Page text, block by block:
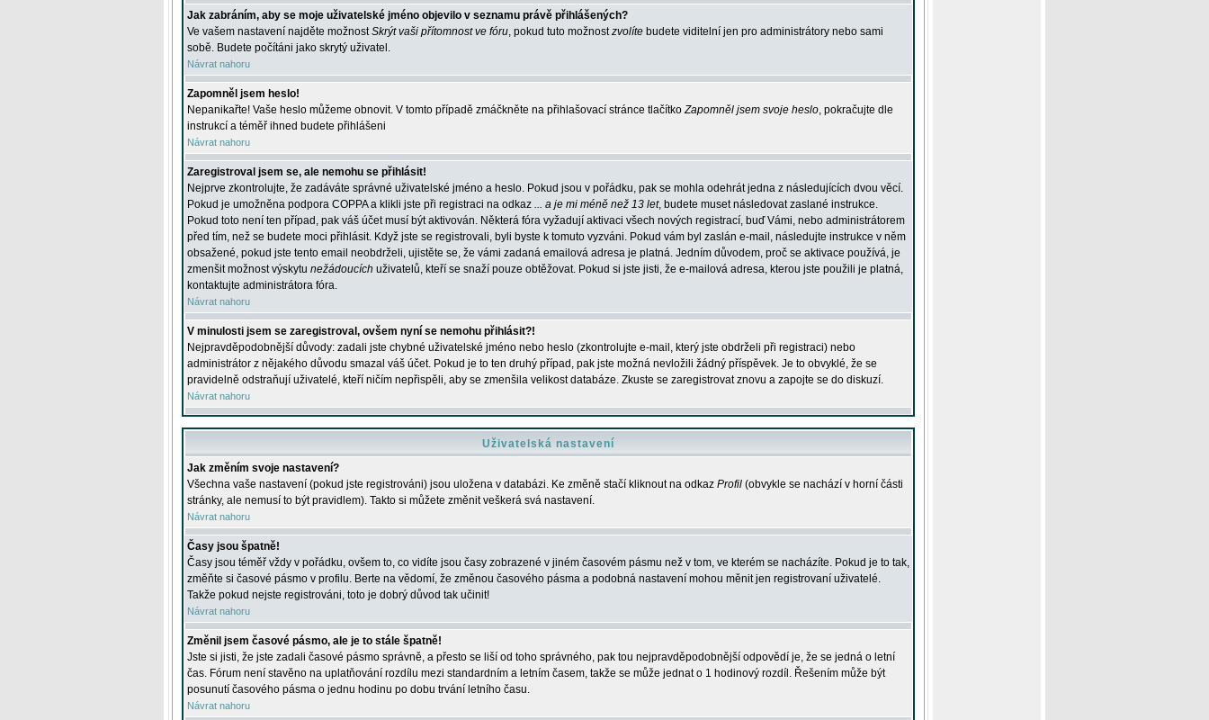
Jak zabráním, aby se moje uživatelské jméno objevilo v seznamu právě přihlášených?
Ve vašem nastavení najděte možnostSkrýt vaši přítomnost ve fóru, pokud tuto možnostzvolíte budete viditelní jen pro administrátory nebo sami
sobě. Budete počítáni jako skrytý uživatel.
Návrat nahoru
Zapomněl jsem heslo!
Nepanikařte! Vaše heslo můžeme obnovit. V tomto případě zmáčkněte na přihlašovací stránce tlačítkoZapomněl jsem svoje heslo, pokračujte dle
instrukcí a téměř ihned budete přihlášeni
Návrat nahoru
Zaregistroval jsem se, ale nemohu se přihlásit!
Nejprve zkontrolujte, že zadáváte správné uživatelské jméno a heslo. Pokud jsou v pořádku, pak se mohla odehrát jedna z následujících dvou věcí.
Pokud je umožněna podpora COPPA a klikli jste při registraci na odkaz ... a je mi méně než 13 let, budete muset následovat zaslané instrukce.
Pokud toto není ten případ, pak váš účet musí být aktivován. Některá fóra vyžadují aktivaci všech nových registrací, buď Vámi, nebo administrátorem
před tím, než se budete moci přihlásit. Když jste se registrovali, byli byste k tomuto vyzváni. Pokud vám byl zaslán e-mail, následujte instrukce v něm
obsažené, pokud jste tento email neobdrželi, ujistěte se, že vámi zadaná emailová adresa je platná. Jedním důvodem, proč se aktivace používá, je
zmenšit možnost výskytu nežádoucích uživatelů, kteří se snaží pouze obtěžovat. Pokud si jste jisti, že e-mailová adresa, kterou jste použili je platná,
kontaktujte administrátora fóra.
Návrat nahoru
V minulosti jsem se zaregistroval, ovšem nyní se nemohu přihlásit?!
Nejpravděpodobnější důvody: zadali jste chybné uživatelské jméno nebo heslo (zkontrolujte e-mail, který jste obdrželi při registraci) nebo
administrátor z nějakého důvodu smazal váš účet. Pokud je to ten druhý případ, pak jste možná nevložili žádný příspěvek. Je to obvyklé, že se
pravidelně odstraňují uživatelé, kteří ničím nepřispěli, aby se zmenšila velikost databáze. Zkuste se zaregistrovat znovu a zapojte se do diskuzí.
Návrat nahoru
Uživatelská nastavení
Jak změním svoje nastavení?
Všechna vaše nastavení (pokud jste registrováni) jsou uložena v databázi. Ke změně stačí kliknout na odkaz Profil (obvykle se nachází v horní části
stránky, ale nemusí to být pravidlem). Takto si můžete změnit veškerá svá nastavení.
Návrat nahoru
Časy jsou špatně!
Časy jsou téměř vždy v pořádku, ovšem to, co vidíte jsou časy zobrazené v jiném časovém pásmu než v tom, ve kterém se nacházíte. Pokud je to tak,
změňte si časové pásmo v profilu. Berte na vědomí, že změnou časového pásma a podobná nastavení mohou měnit jen registrovaní uživatelé.
Takže pokud nejste registrováni, toto je dobrý důvod tak učinit!
Návrat nahoru
Změnil jsem časové pásmo, ale je to stále špatně!
Jste si jisti, že jste zadali časové pásmo správně, a přesto se liší od toho správného, pak tou nejpravděpodobnější odpovědí je, že se jedná o letní
čas. Fórum není stavěno na uplatňování rozdílu mezi standardním a letním časem, takže se může jednat o 1 hodinový rozdíl. Řešením může být
posunutí časového pásma o jednu hodinu po dobu trvání letního času.
Návrat nahoru